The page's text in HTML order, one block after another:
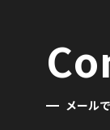
メール